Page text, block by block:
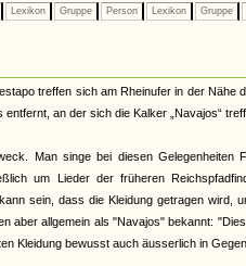
Lexikon Gruppe Person Lexikon Gruppe
treffen sich am Rheinufer in der Nähe
an der sich die Kalker „Navajos“
Man singe bei diesen Gelegenheiten
um Lieder der früheren
sein, dass die Kleidung getragen wird,
aber allgemein als "Navajos" bekannt:
Kleidung bewusst auch äusserlich in